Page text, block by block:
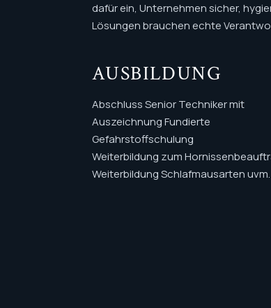
dafür ein, Unternehmen sicher,
Lösungen brauchen echte
AUSBILDUNG
Abschluss Senior Techniker mit
Auszeichnung Fundierte
Gefahrstoffschulung
Weiterbildung zum
Weiterbildung Schlafmausarten uvm.